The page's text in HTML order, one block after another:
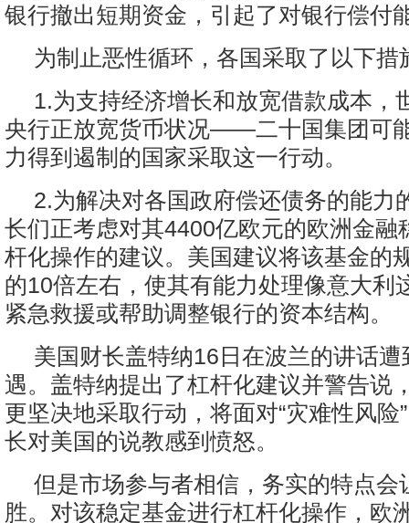
银行撤出短期资金，引起了对银行偿付
为制止恶性循环，各国采取了以下措
1.为支持经济增长和放宽借款成本，
央行正放宽货币状况——二十国集团可
力得到遏制的国家采取这一行动。
2.为解决对各国政府偿还债务的能力
长们正考虑对其4400亿欧元的欧洲金融
杆化操作的建议。美国建议将该基金的
的10倍左右，使其有能力处理像意大利
紧急救援或帮助调整银行的资本结构。
美国财长盖特纳16日在波兰的讲话
遇。盖特纳提出了杠杆化建议并警告说
更坚决地采取行动，将面对“灾难性风险
长对美国的说教感到愤怒。
但是市场参与者相信，务实的特点会
胜。对该稳定基金进行杠杆化操作，欧